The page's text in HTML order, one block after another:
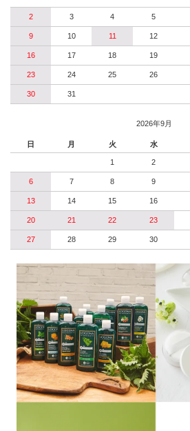
2 3 4 5
9 10 11 12
16 17 18 19
23 24 25 26
30 31
2026年9月
日 月 火 水
1 2
6 7 8 9
13 14 15 16
20 21 22 23
27 28 29 30